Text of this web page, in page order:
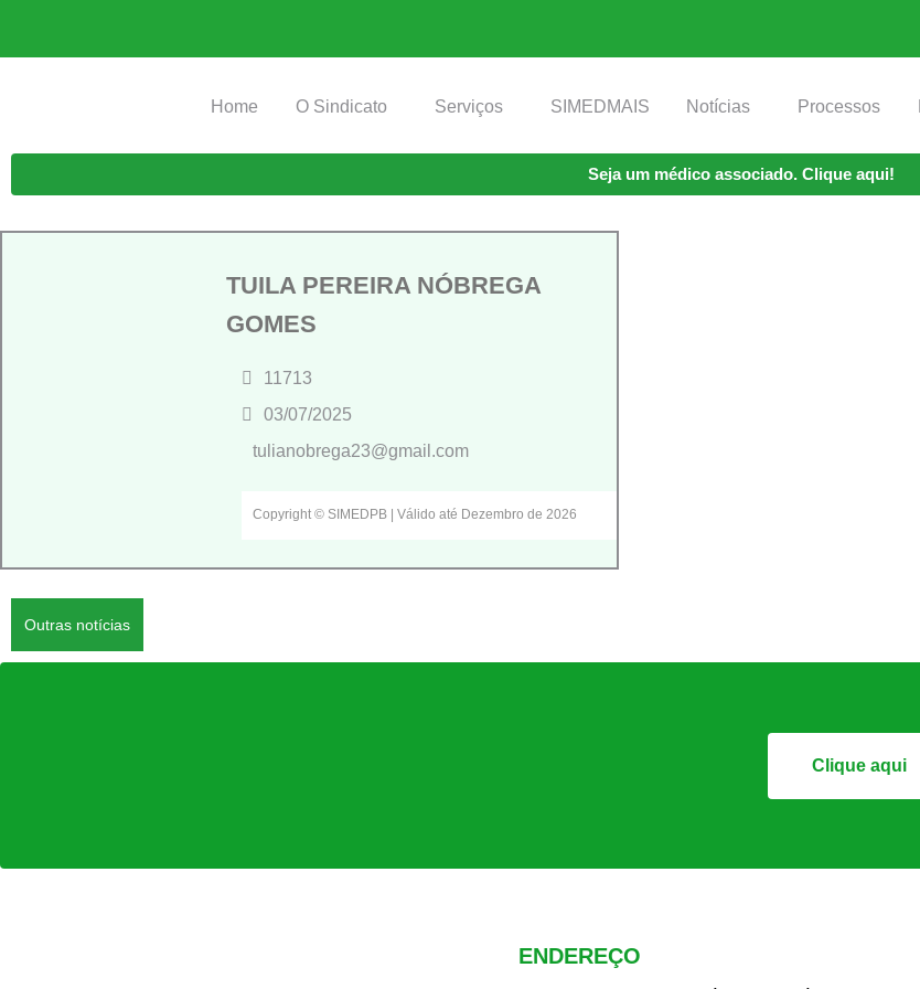
Home O Sindicato Serviços SIMEDMAIS Notícias Processos
Seja um médico associado. Clique aqui!
TUILA PEREIRA NÓBREGA
GOMES
11713
03/07/2025
tulianobrega23@gmail.com
Copyright © SIMEDPB | Válido até Dezembro de 2026
Outras notícias
Clique aqui
ENDEREÇO